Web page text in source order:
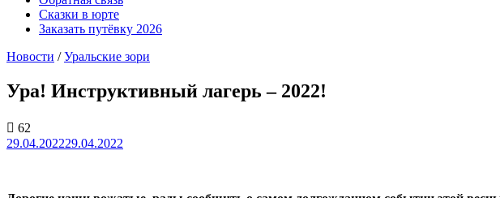
Сказки в юрте
Заказать путёвку 2026
Новости /Уральские зори
Ура! Инструктивный лагерь – 2022!
62
29.04.202229.04.2022